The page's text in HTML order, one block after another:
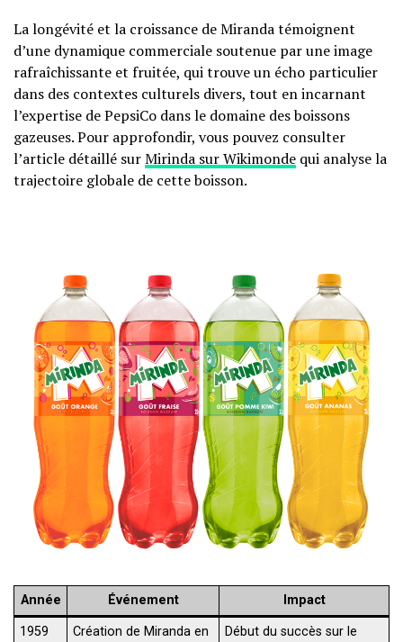
La longévité et la croissance de Miranda témoignent
d’une dynamique commerciale soutenue par une image
rafraîchissante et fruitée, qui trouve un écho particulier
dans des contextes culturels divers, tout en incarnant
l’expertise de PepsiCo dans le domaine des boissons
gazeuses. Pour approfondir, vous pouvez consulter
l’article détaillé surMirinda sur Wikimonde qui analyse la
trajectoire globale de cette boisson.
Année Événement Impact
1959
Création de Miranda en
Début du succès sur le